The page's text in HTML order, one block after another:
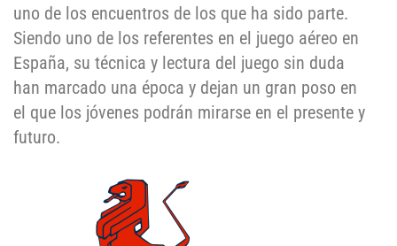
uno de los encuentros de los que ha sido parte.
Siendo uno de los referentes en el juego aéreo en
España, su técnica y lectura del juego sin duda
han marcado una época y dejan un gran poso en
el que los jóvenes podrán mirarse en el presente y
futuro.